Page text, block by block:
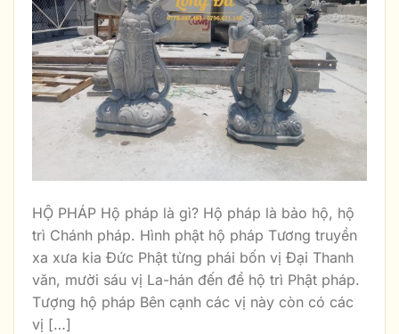
HỘ PHÁP Hộ pháp là gì? Hộ pháp là bảo hộ, hộ
trì Chánh pháp. Hình phật hộ pháp Tương truyền
xa xưa kia Đức Phật từng phái bốn vị Đại Thanh
văn, mười sáu vị La-hán đến để hộ trì Phật pháp.
Tượng hộ pháp Bên cạnh các vị này còn có các
vị […]